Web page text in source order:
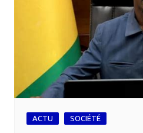
ACTU SOCIÉTÉ